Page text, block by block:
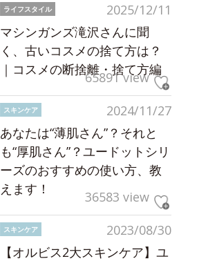
2025/12/11
ライフスタイル
マシンガンズ滝沢さんに聞
く、古いコスメの捨て方は？
｜コスメの断捨離・捨て方編
65891 view
2024/11/27
スキンケア
あなたは“薄肌さん”？それと
も“厚肌さん”？ユードットシリ
ーズのおすすめの使い方、教
えます！
36583 view
2023/08/30
スキンケア
【オルビス2大スキンケア】ユ